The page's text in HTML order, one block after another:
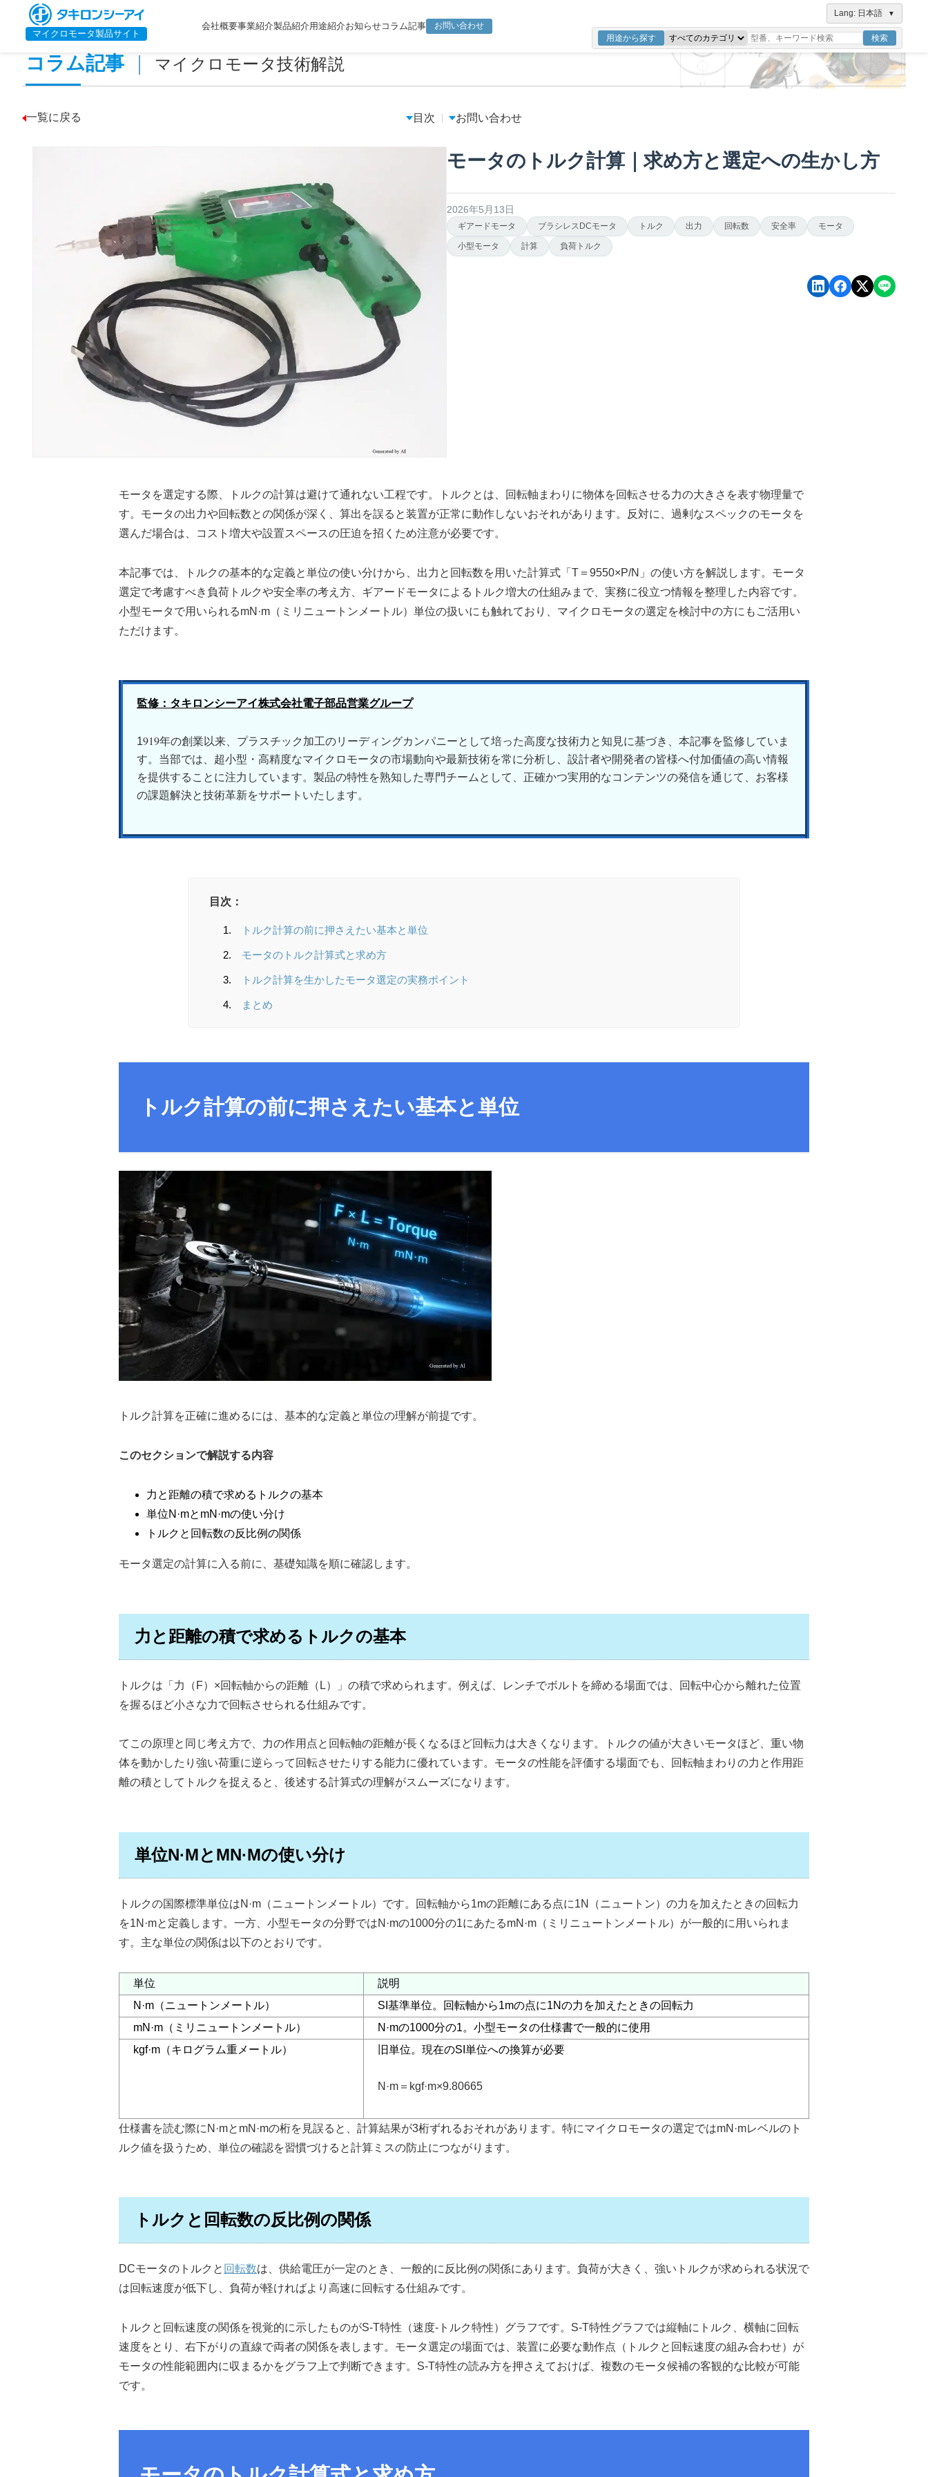
マイクロモータ製品サイト
会社概要事業紹介製品紹介用途紹介お知らせコラム記事 お問い合わせ
Lang: 日本語 ▼
用途から探す
キ
ド
検索
Home> モータのトルク計算｜求め方と選定への生かし方
コラム記事 マイクロモータ技術解説
一覧に戻る 目次 お問い合わせ
モータのトルク計算｜求め方と選定への生かし方
2026年5月13日
ギアードモータ ブラシレスDCモータ トルク 出力 回転数 安全率 モータ
小型モータ 計算 負荷トルク
モータを選定する際、トルクの計算は避けて通れない工程です。トルクとは、回転軸まわりに物体を回転させる力の大きさを表す物理量で
す。モータの出力や回転数との関係が深く、算出を誤ると装置が正常に動作しないおそれがあります。反対に、過剰なスペックのモータを
選んだ場合は、コスト増大や設置スペースの圧迫を招くため注意が必要です。
本記事では、トルクの基本的な定義と単位の使い分けから、出力と回転数を用いた計算式「T＝9550×P/N」の使い方を解説します。モータ
選定で考慮すべき負荷トルクや安全率の考え方、ギアードモータによるトルク増大の仕組みまで、実務に役立つ情報を整理した内容です。
小型モータで用いられるmN·m（ミリニュートンメートル）単位の扱いにも触れており、マイクロモータの選定を検討中の方にもご活用い
ただけます。
監修：タキロンシーアイ株式会社電子部品営業グループ
1919年の創業以来、プラスチック加工のリーディングカンパニーとして培った高度な技術力と知見に基づき、本記事を監修していま
す。当部では、超小型・高精度なマイクロモータの市場動向や最新技術を常に分析し、設計者や開発者の皆様へ付加価値の高い情報
を提供することに注力しています。製品の特性を熟知した専門チームとして、正確かつ実用的なコンテンツの発信を通じて、お客様
の課題解決と技術革新をサポートいたします。
目次：
トルク計算の前に押さえたい基本と単位
モータのトルク計算式と求め方
トルク計算を生かしたモータ選定の実務ポイント
まとめ
トルク計算の前に押さえたい基本と単位
トルク計算を正確に進めるには、基本的な定義と単位の理解が前提です。
このセクションで解説する内容
力と距離の積で求めるトルクの基本
単位N·mとmN·mの使い分け
トルクと回転数の反比例の関係
モータ選定の計算に入る前に、基礎知識を順に確認します。
力と距離の積で求めるトルクの基本
トルクは「力（F）×回転軸からの距離（L）」の積で求められます。例えば、レンチでボルトを締める場面では、回転中心から離れた位置
を握るほど小さな力で回転させられる仕組みです。
てこの原理と同じ考え方で、力の作用点と回転軸の距離が長くなるほど回転力は大きくなります。トルクの値が大きいモータほど、重い物
体を動かしたり強い荷重に逆らって回転させたりする能力に優れています。モータの性能を評価する場面でも、回転軸まわりの力と作用距
離の積としてトルクを捉えると、後述する計算式の理解がスムーズになります。
単位N·MとMN·Mの使い分け
トルクの国際標準単位はN·m（ニュートンメートル）です。回転軸から1mの距離にある点に1N（ニュートン）の力を加えたときの回転力
を1N·mと定義します。一方、小型モータの分野ではN·mの1000分の1にあたるmN·m（ミリニュートンメートル）が一般的に用いられま
す。主な単位の関係は以下のとおりです。
単位
説明
N·m（ニュートンメートル）
SI基準単位。回転軸から1mの点に1Nの力を加えたときの回転力
mN·m（ミリニュートンメートル）
N·mの1000分の1。小型モータの仕様書で一般的に使用
kgf·m（キログラム重メートル）
旧単位。現在のSI単位への換算が必要
N·m＝kgf·m×9.80665
仕様書を読む際にN·mとmN·mの桁を見誤ると、計算結果が3桁ずれるおそれがあります。特にマイクロモータの選定ではmN·mレベルのト
ルク値を扱うため、単位の確認を習慣づけると計算ミスの防止につながります。
トルクと回転数の反比例の関係
DCモータのトルクと 回転数は、供給電圧が一定のとき、一般的に反比例の関係にあります。負荷が大きく、強いトルクが求められる状況で
は回転速度が低下し、負荷が軽ければより高速に回転する仕組みです。
トルクと回転速度の関係を視覚的に示したものがS-T特性（速度-トルク特性）グラフです。S-T特性グラフでは縦軸にトルク、横軸に回転
速度をとり、右下がりの直線で両者の関係を表します。モータ選定の場面では、装置に必要な動作点（トルクと回転速度の組み合わせ）が
モータの性能範囲内に収まるかをグラフ上で判断できます。S-T特性の読み方を押さえておけば、複数のモータ候補の客観的な比較が可能
です。